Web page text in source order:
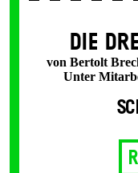
DIE
von Bertolt
Unter